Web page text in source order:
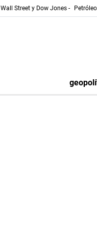
Wall Street y Dow Jones -